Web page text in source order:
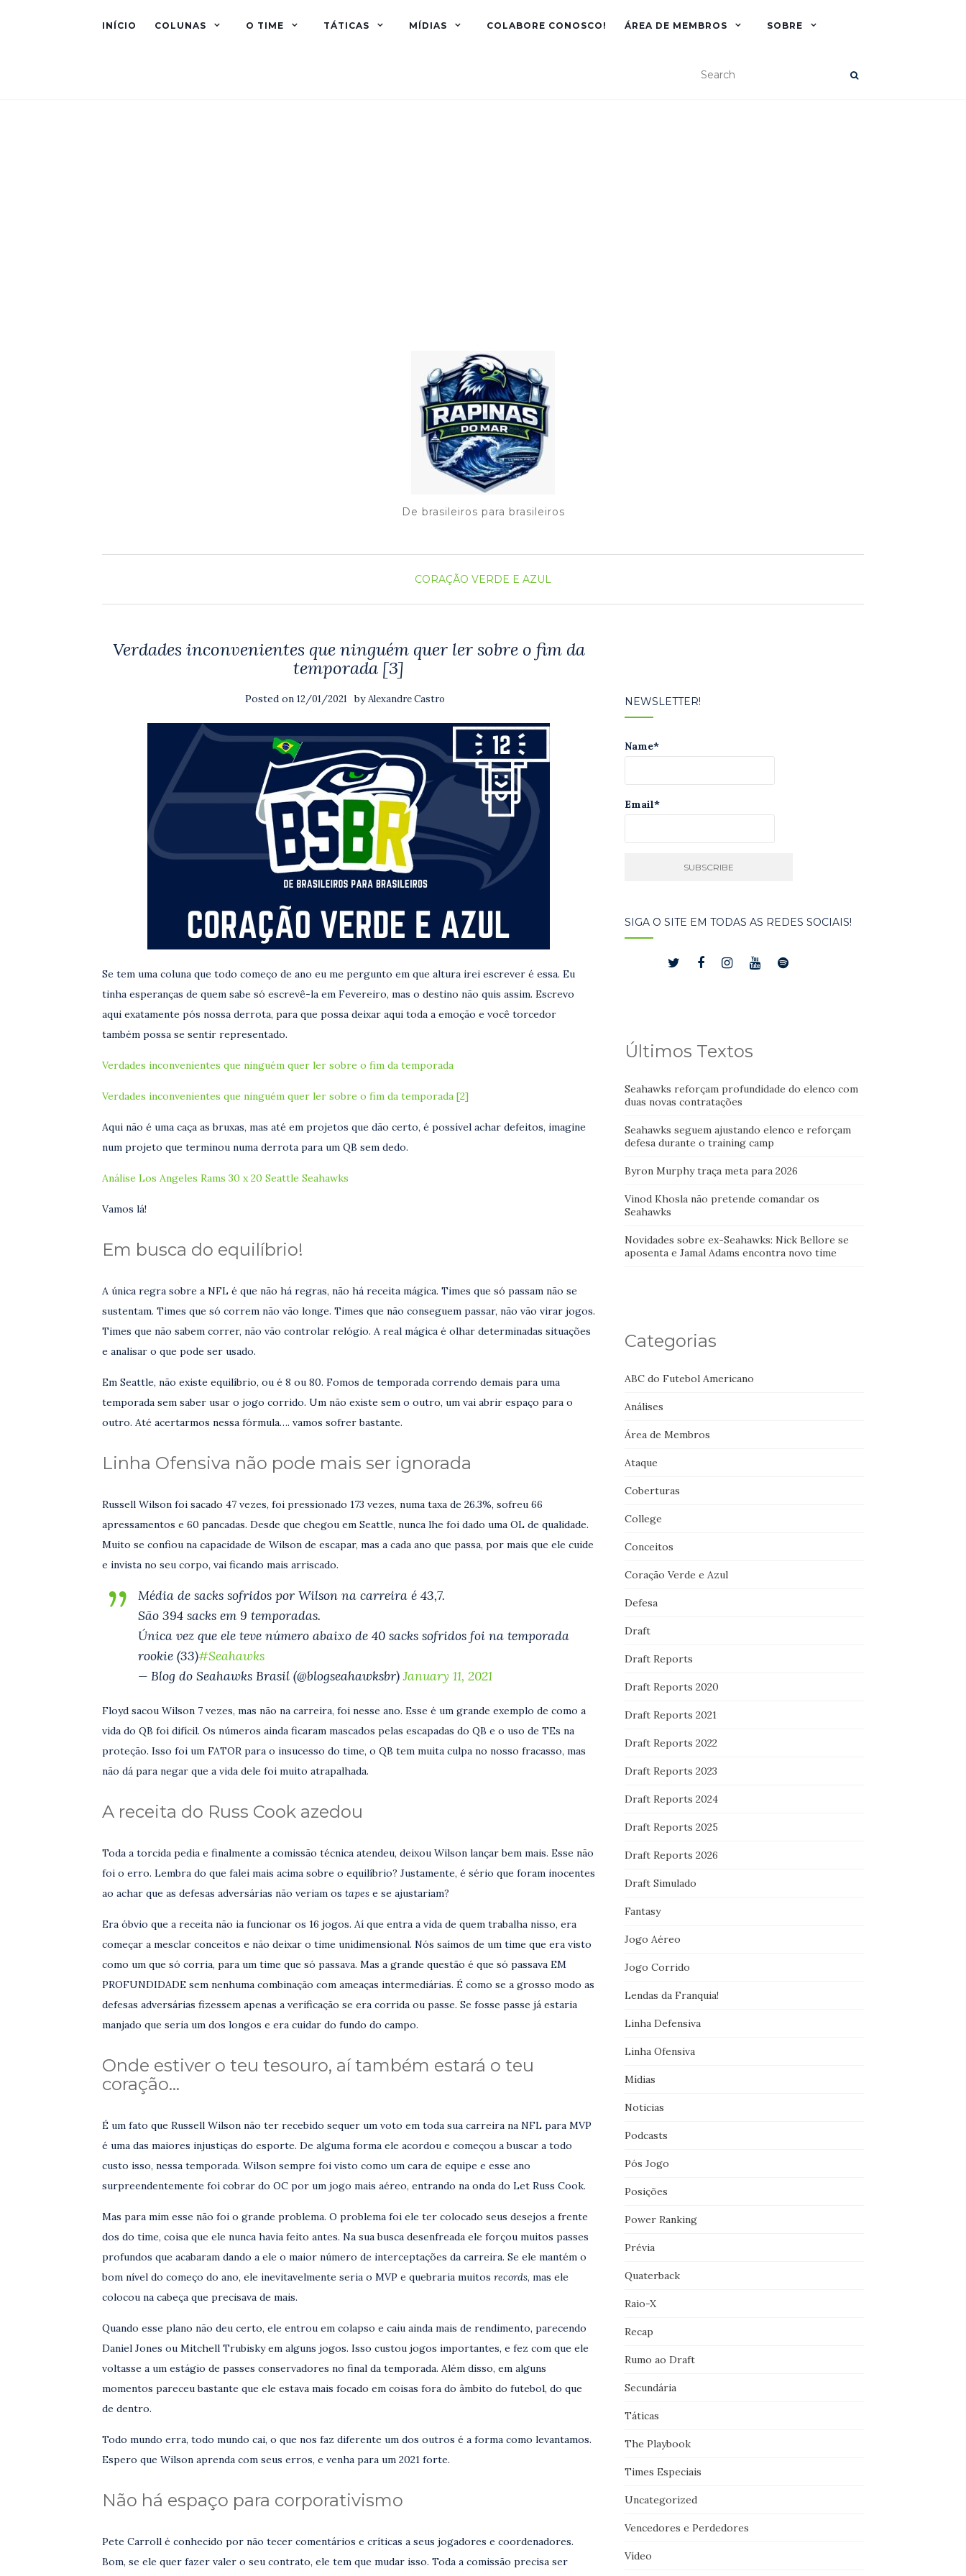
INÍCIO COLUNAS O TIME TÁTICAS MÍDIAS COLABORE CONOSCO! ÁREA DE MEMBROS SOBRE
De brasileiros para brasileiros
CORAÇÃO VERDE E AZUL
Verdades inconvenientes que ninguém quer ler sobre o fim da
temporada [3]
Posted on12/01/2021 byAlexandre Castro
Se tem uma coluna que todo começo de ano eu me pergunto em que altura irei escrever é essa. Eu
tinha esperanças de quem sabe só escrevê-la em Fevereiro, mas o destino não quis assim. Escrevo
aqui exatamente pós nossa derrota, para que possa deixar aqui toda a emoção e você torcedor
também possa se sentir representado.
Verdades inconvenientes que ninguém quer ler sobre o fim da temporada
Verdades inconvenientes que ninguém quer ler sobre o fim da temporada [2]
Aqui não é uma caça as bruxas, mas até em projetos que dão certo, é possível achar defeitos, imagine
num projeto que terminou numa derrota para um QB sem dedo.
Análise Los Angeles Rams 30 x 20 Seattle Seahawks
Vamos lá!
Em busca do equilíbrio!
A única regra sobre a NFL é que não há regras, não há receita mágica. Times que só passam não se
sustentam. Times que só correm não vão longe. Times que não conseguem passar, não vão virar jogos.
Times que não sabem correr, não vão controlar relógio. A real mágica é olhar determinadas situações
e analisar o que pode ser usado.
Em Seattle, não existe equilíbrio, ou é 8 ou 80. Fomos de temporada correndo demais para uma
temporada sem saber usar o jogo corrido. Um não existe sem o outro, um vai abrir espaço para o
outro. Até acertarmos nessa fórmula…. vamos sofrer bastante.
Linha Ofensiva não pode mais ser ignorada
Russell Wilson foi sacado 47 vezes, foi pressionado 173 vezes, numa taxa de 26.3%, sofreu 66
apressamentos e 60 pancadas. Desde que chegou em Seattle, nunca lhe foi dado uma OL de qualidade.
Muito se confiou na capacidade de Wilson de escapar, mas a cada ano que passa, por mais que ele cuide
e invista no seu corpo, vai ficando mais arriscado.
Média de sacks sofridos por Wilson na carreira é 43,7.
São 394 sacks em 9 temporadas.
Única vez que ele teve número abaixo de 40 sacks sofridos foi na temporada
rookie (33)#Seahawks
— Blog do Seahawks Brasil (@blogseahawksbr)January 11, 2021
Floyd sacou Wilson 7 vezes, mas não na carreira, foi nesse ano. Esse é um grande exemplo de como a
vida do QB foi difícil. Os números ainda ficaram mascados pelas escapadas do QB e o uso de TEs na
proteção. Isso foi um FATOR para o insucesso do time, o QB tem muita culpa no nosso fracasso, mas
não dá para negar que a vida dele foi muito atrapalhada.
A receita do Russ Cook azedou
Toda a torcida pedia e finalmente a comissão técnica atendeu, deixou Wilson lançar bem mais. Esse não
foi o erro. Lembra do que falei mais acima sobre o equilíbrio? Justamente, é sério que foram inocentes
ao achar que as defesas adversárias não veriam os tapes e se ajustariam?
Era óbvio que a receita não ia funcionar os 16 jogos. Aí que entra a vida de quem trabalha nisso, era
começar a mesclar conceitos e não deixar o time unidimensional. Nós saímos de um time que era visto
como um que só corria, para um time que só passava. Mas a grande questão é que só passava EM
PROFUNDIDADE sem nenhuma combinação com ameaças intermediárias. É como se a grosso modo as
defesas adversárias fizessem apenas a verificação se era corrida ou passe. Se fosse passe já estaria
manjado que seria um dos longos e era cuidar do fundo do campo.
Onde estiver o teu tesouro, aí também estará o teu
coração…
É um fato que Russell Wilson não ter recebido sequer um voto em toda sua carreira na NFL para MVP
é uma das maiores injustiças do esporte. De alguma forma ele acordou e começou a buscar a todo
custo isso, nessa temporada. Wilson sempre foi visto como um cara de equipe e esse ano
surpreendentemente foi cobrar do OC por um jogo mais aéreo, entrando na onda do Let Russ Cook.
Mas para mim esse não foi o grande problema. O problema foi ele ter colocado seus desejos a frente
dos do time, coisa que ele nunca havia feito antes. Na sua busca desenfreada ele forçou muitos passes
profundos que acabaram dando a ele o maior número de interceptações da carreira. Se ele mantém o
bom nível do começo do ano, ele inevitavelmente seria o MVP e quebraria muitos records, mas ele
colocou na cabeça que precisava de mais.
Quando esse plano não deu certo, ele entrou em colapso e caiu ainda mais de rendimento, parecendo
Daniel Jones ou Mitchell Trubisky em alguns jogos. Isso custou jogos importantes, e fez com que ele
voltasse a um estágio de passes conservadores no final da temporada. Além disso, em alguns
momentos pareceu bastante que ele estava mais focado em coisas fora do âmbito do futebol, do que
de dentro.
Todo mundo erra, todo mundo cai, o que nos faz diferente um dos outros é a forma como levantamos.
Espero que Wilson aprenda com seus erros, e venha para um 2021 forte.
Não há espaço para corporativismo
Pete Carroll é conhecido por não tecer comentários e críticas a seus jogadores e coordenadores.
Bom, se ele quer fazer valer o seu contrato, ele tem que mudar isso. Toda a comissão precisa ser
NEWSLETTER!
Name*
Email*
SIGA O SITE EM TODAS AS REDES SOCIAIS!
Últimos Textos
Seahawks reforçam profundidade do elenco com
duas novas contratações
Seahawks seguem ajustando elenco e reforçam
defesa durante o training camp
Byron Murphy traça meta para 2026
Vinod Khosla não pretende comandar os
Seahawks
Novidades sobre ex-Seahawks: Nick Bellore se
aposenta e Jamal Adams encontra novo time
Categorias
ABC do Futebol Americano
Análises
Área de Membros
Ataque
Coberturas
College
Conceitos
Coração Verde e Azul
Defesa
Draft
Draft Reports
Draft Reports 2020
Draft Reports 2021
Draft Reports 2022
Draft Reports 2023
Draft Reports 2024
Draft Reports 2025
Draft Reports 2026
Draft Simulado
Fantasy
Jogo Aéreo
Jogo Corrido
Lendas da Franquia!
Linha Defensiva
Linha Ofensiva
Mídias
Noticias
Podcasts
Pós Jogo
Posições
Power Ranking
Prévia
Quaterback
Raio-X
Recap
Rumo ao Draft
Secundária
Táticas
The Playbook
Times Especiais
Uncategorized
Vencedores e Perdedores
Vídeo